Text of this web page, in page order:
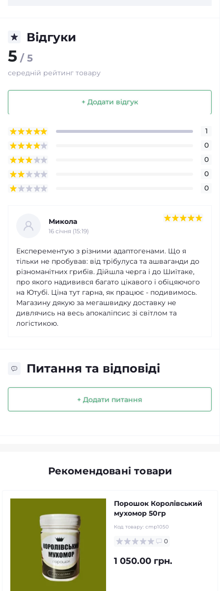
Відгуки
5 / 5
середній рейтинг товару
+ Додати відгук
1
0
0
0
0
Микола
16 cічня (15:19)
Експерементую з різними адаптогенами. Що я
тільки не пробував: від трібулуса та ашваганди до
різноманітних грибів. Дійшла черга і до Шиїтаке,
про якого надивився багато цікавого і обіцяючого
на Ютубі. Ціна тут гарна, як працює - подивимось.
Магазину дякую за мегашвидку доставку не
дивлячись на весь апокаліпсис зі світлом та
логістикою.
Питання та відповіді
+ Додати питання
Рекомендовані товари
Порошок Королівський
мухомор 50гр
Код товару: cmp1050
0
1 050.00 грн.